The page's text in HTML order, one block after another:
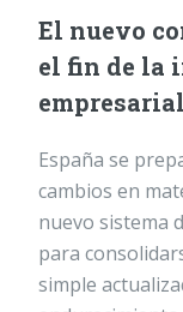
El nuevo
el fin de la
empresarial
España se
cambios en
nuevo sistema
para
simple